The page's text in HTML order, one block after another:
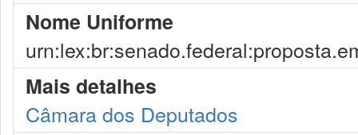
Nome Uniforme
Mais detalhes
Câmara dos Deputados